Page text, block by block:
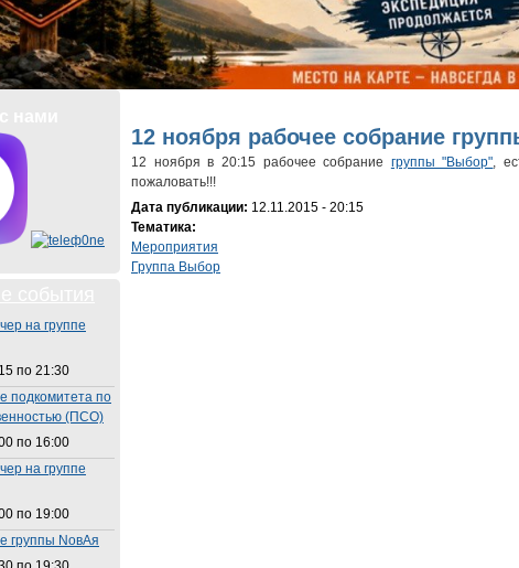
12 ноября рабочее собрание
12 ноября в 20:15 рабочее собрание группы "Выбор",
пожаловать!!!
Дата публикации: 12.11.2015 - 20:15
Тематика:
Мероприятия
Группа Выбор
на группе
по 21:30
подкомитета по
(ПСО)
по 16:00
на группе
по 19:00
группы NовАя